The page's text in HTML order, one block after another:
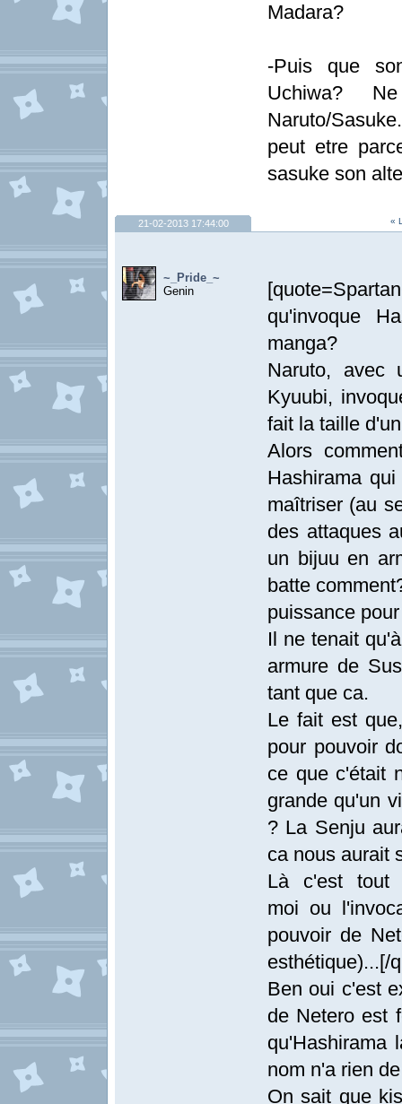
Madara?
-Puis que
Uchiwa?
Naruto/
peut etre
sasuke son
«
21-02-2013 17:44:00
~_Pride_~
Genin
qu'invoque
manga?
Naruto, avec
Kyuubi,
fait la taille
Alors
Hashirama
maîtriser (au
des attaques
un bijuu en
batte
puissance
Il ne tenait
armure de
tant que ca.
Le fait est
pour pouvoir
ce que c'était
grande qu'un
? La Senju
ca nous aurait
Là c'est tout
moi ou
pouvoir de
esthétique)...[/
Ben oui c'est
de Netero est
qu'Hashirama
nom n'a rien
On sait que